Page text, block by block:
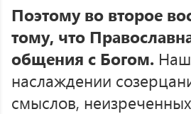
Поэтому во второе
тому, что
общения с Богом.
наслаждении
смыслов,